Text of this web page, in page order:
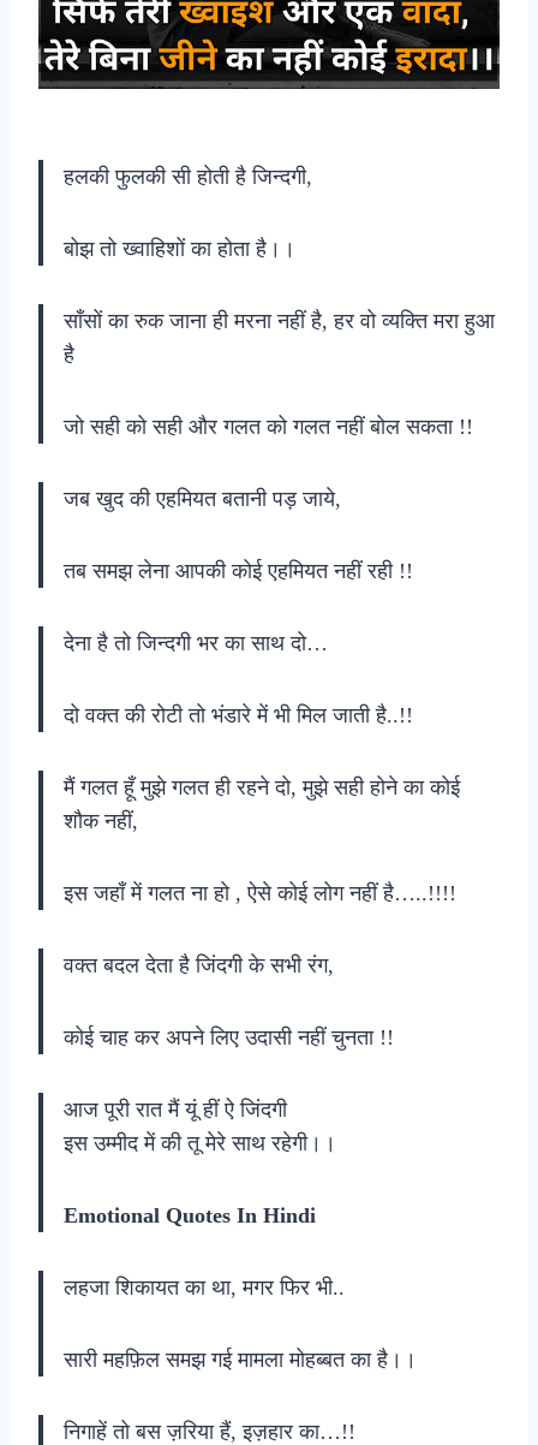
हलकी फुलकी सी होती है जिन्दगी,
बोझ तो ख्वाहिशों का होता है।।
साँसों का रुक जाना ही मरना नहीं है, हर वो व्यक्ति मरा हुआ
है
जो सही को सही और गलत को गलत नहीं बोल सकता !!
जब खुद की एहमियत बतानी पड़ जाये,
तब समझ लेना आपकी कोई एहमियत नहीं रही !!
देना है तो जिन्दगी भर का साथ दो…
दो वक्त की रोटी तो भंडारे में भी मिल जाती है..!!
मैं गलत हूँ मुझे गलत ही रहने दो, मुझे सही होने का कोई
शौक नहीं,
इस जहाँ में गलत ना हो , ऐसे कोई लोग नहीं है…..!!!!
वक्त बदल देता है जिंदगी के सभी रंग,
कोई चाह कर अपने लिए उदासी नहीं चुनता !!
आज पूरी रात मैं यूं हीं ऐ जिंदगी
इस उम्मीद में की तू मेरे साथ रहेगी।।
Emotional Quotes In Hindi
लहजा शिकायत का था, मगर फिर भी..
सारी महफ़िल समझ गई मामला मोहब्बत का है।।
निगाहें तो बस ज़रिया हैं, इज़हार का…!!